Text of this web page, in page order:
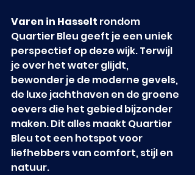
Varen in Hasselt rondom
Quartier Bleu geeft je een uniek
perspectief op deze wijk. Terwijl
je over het water glijdt,
bewonder je de moderne gevels,
de luxe jachthaven en de groene
oevers die het gebied bijzonder
maken. Dit alles maakt Quartier
Bleu tot een hotspot voor
liefhebbers van comfort, stijl en
natuur.